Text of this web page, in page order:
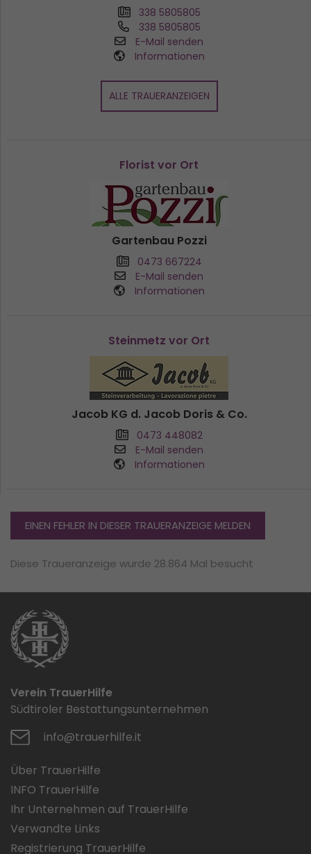
338 5805805
338 5805805
E-Mail senden
Informationen
ALLE TRAUERANZEIGEN
Florist vor Ort
Gartenbau Pozzi
0473 667224
E-Mail senden
Informationen
Steinmetz vor Ort
Jacob KG d. Jacob Doris & Co.
0473 448082
E-Mail senden
Informationen
EINEN FEHLER IN DIESER TRAUERANZEIGE MELDEN
Diese Traueranzeige wurde 28.864 Mal besucht
Verein TrauerHilfe
Südtiroler Bestattungsunternehmen
info@trauerhilfe.it
Über TrauerHilfe
INFO TrauerHilfe
Ihr Unternehmen auf TrauerHilfe
Verwandte Links
Registrierung TrauerHilfe